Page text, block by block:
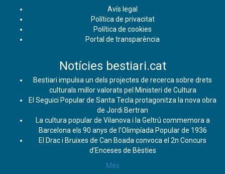
Avís legal
Política de privacitat
Política de cookies
Portal de transparència
Notícies bestiari.cat
Bestiari impulsa un dels projectes de recerca sobre drets
culturals millor valorats pel Ministeri de Cultura
El Seguici Popular de Santa Tecla protagonitza la nova obra
de Jordi Bertran
La cultura popular de Vilanova i la Geltrú commemora a
Barcelona els 90 anys de l’Olimpíada Popular de 1936
El Drac i Bruixes de Can Boada convoca el 2n Concurs
d’Enceses de Bèsties
Més